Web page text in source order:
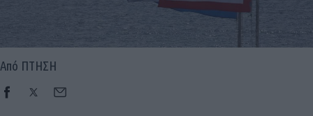
Από ΠΤΗΣΗ